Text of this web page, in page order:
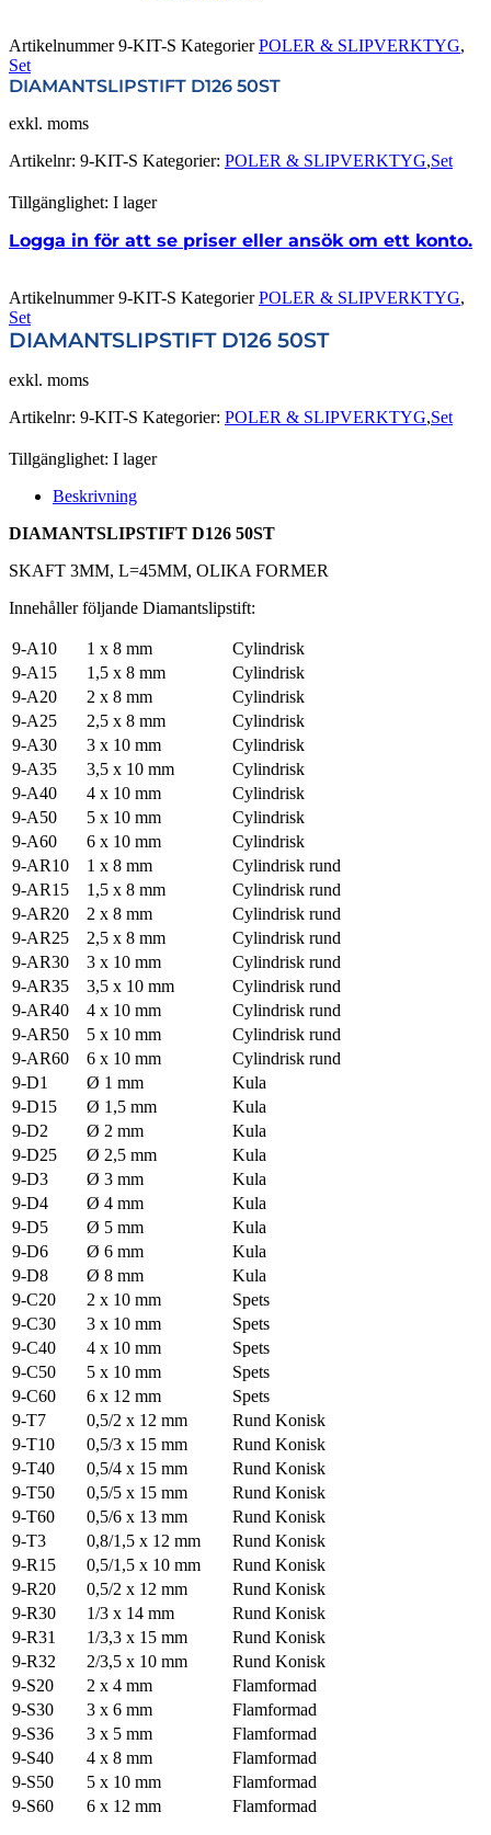
Artikelnummer9-KIT-S Kategorier POLER & SLIPVERKTYG,
Set
DIAMANTSLIPSTIFT D126 50ST
exkl. moms
Artikelnr: 9-KIT-S Kategorier: POLER & SLIPVERKTYG,Set
Tillgänglighet: I lager
Logga in för att se priser eller ansök om ett konto.
Artikelnummer9-KIT-S Kategorier POLER & SLIPVERKTYG,
Set
DIAMANTSLIPSTIFT D126 50ST
exkl. moms
Artikelnr: 9-KIT-S Kategorier: POLER & SLIPVERKTYG,Set
Tillgänglighet: I lager
Beskrivning
DIAMANTSLIPSTIFT D126 50ST
SKAFT 3MM, L=45MM, OLIKA FORMER
Innehåller följande Diamantslipstift:
9-A10 1 x 8 mm
Cylindrisk
9-A15
1,5 x 8 mm
Cylindrisk
9-A20
2 x 8 mm
Cylindrisk
9-A25
2,5 x 8 mm
Cylindrisk
9-A30
3 x 10 mm
Cylindrisk
9-A35
3,5 x 10 mm
Cylindrisk
9-A40
4 x 10 mm
Cylindrisk
9-A50
5 x 10 mm
Cylindrisk
9-A60
6 x 10 mm
Cylindrisk
9-AR10
1 x 8 mm
Cylindrisk rund
9-AR15
1,5 x 8 mm
Cylindrisk rund
9-AR20
2 x 8 mm
Cylindrisk rund
9-AR25
2,5 x 8 mm
Cylindrisk rund
9-AR30
3 x 10 mm
Cylindrisk rund
9-AR35
3,5 x 10 mm
Cylindrisk rund
9-AR40
4 x 10 mm
Cylindrisk rund
9-AR50
5 x 10 mm
Cylindrisk rund
9-AR60
6 x 10 mm
Cylindrisk rund
9-D1
Ø 1 mm
Kula
9-D15
Ø 1,5 mm
Kula
9-D2
Ø 2 mm
Kula
9-D25
Ø 2,5 mm
Kula
9-D3
Ø 3 mm
Kula
9-D4
Ø 4 mm
Kula
9-D5
Ø 5 mm
Kula
9-D6
Ø 6 mm
Kula
9-D8
Ø 8 mm
Kula
9-C20
2 x 10 mm
Spets
9-C30
3 x 10 mm
Spets
9-C40
4 x 10 mm
Spets
9-C50
5 x 10 mm
Spets
9-C60
6 x 12 mm
Spets
9-T7
0,5/2 x 12 mm
Rund Konisk
9-T10
0,5/3 x 15 mm
Rund Konisk
9-T40
0,5/4 x 15 mm
Rund Konisk
9-T50
0,5/5 x 15 mm
Rund Konisk
9-T60
0,5/6 x 13 mm
Rund Konisk
9-T3
0,8/1,5 x 12 mm
Rund Konisk
9-R15
0,5/1,5 x 10 mm
Rund Konisk
9-R20
0,5/2 x 12 mm
Rund Konisk
9-R30
1/3 x 14 mm
Rund Konisk
9-R31
1/3,3 x 15 mm
Rund Konisk
9-R32
2/3,5 x 10 mm
Rund Konisk
9-S20
2 x 4 mm
Flamformad
9-S30
3 x 6 mm
Flamformad
9-S36
3 x 5 mm
Flamformad
9-S40
4 x 8 mm
Flamformad
9-S50
5 x 10 mm
Flamformad
9-S60
6 x 12 mm Flamformad